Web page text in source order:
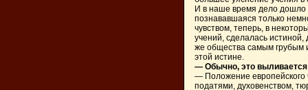
И в наше время дело дошло
познававшаяся только
чувством, теперь, в
учений, сделалась
же общества самым грубым
этой истине.
— Обычно, это
— Положение европейского
податями, духовенством,